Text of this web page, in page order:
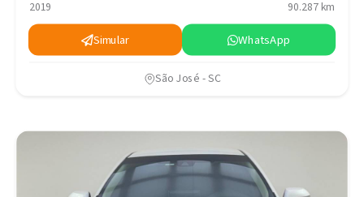
2019 90.287 km
Simular WhatsApp
São José - SC